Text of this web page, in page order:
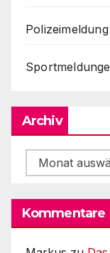
Polizeimeldung
Archiv
Archiv
Kommentare